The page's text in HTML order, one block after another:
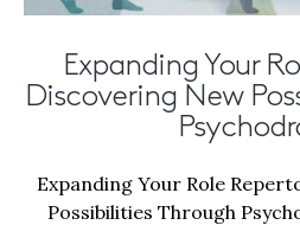
Expanding Your
Discovering New
Expanding Your Role
Possibilities Through